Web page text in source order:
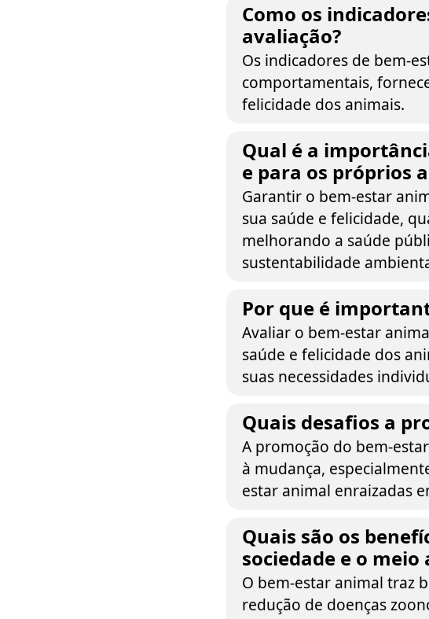
Como os
avaliação?
Os indicadores de bem-
comportamentais,
felicidade dos animais.
Qual é a
e para os próprios
Garantir o bem-estar
sua saúde e felicidade,
melhorando a saúde
sustentabilidade
Por que é
Avaliar o bem-estar
saúde e felicidade dos
suas necessidades
Quais desafios a
A promoção do bem-
à mudança,
estar animal enraizadas
Quais são os
sociedade e o meio
O bem-estar animal traz
redução de doenças